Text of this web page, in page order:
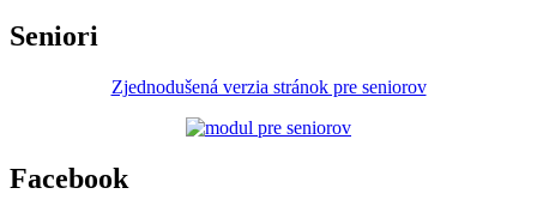
Seniori
Zjednodušená verzia stránok pre seniorov
Facebook